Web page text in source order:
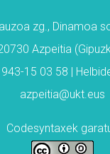
zg., Dinamoa
Azpeitia
15 03 58 |
azpeitia@ukt.eus
Codesyntaxek